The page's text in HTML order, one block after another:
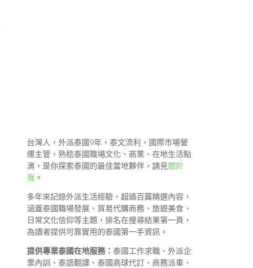
台灣人，外派泰國9年，泰文流利，國際市場營
運主管，熟稔泰國職場文化、商業、在地生活點
滴，是你探索泰國的最佳當地夥伴，請見關於
我 。
多年來記錄外派生活經驗，超過百篇精選內容，
涵蓋泰國職場發展、貿易代購商務、旅遊美食、
日常文化信仰等主題，排名在搜尋結果第一頁，
為讀者提供可靠實用的泰國第一手資訊。
提供專業泰國在地服務：泰國工作求職、外派企
業內訓、泰語翻譯、泰國高球代訂、商務派車、